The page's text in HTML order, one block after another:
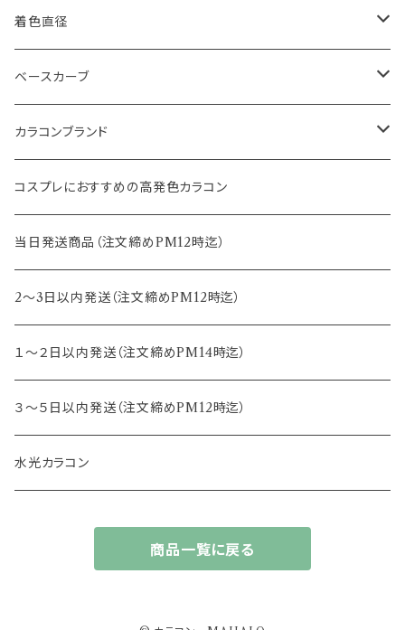
1month
2ｗeek
14.0mm
14.1mm
14.2mm
14.5mm
15.0mm
14.4mm
着色直径
12.5mm
12.8mm
13.0mm
13.2mm
13.3mm
13.4mm
13.5mm
13.6mm
ベースカーブ
8.6mm
8.7mm
8.8mm
8.5mm
カラコンブランド
エバーカラー
エヌズコレクション
トパーズ
キャンディーマジック
レヴィア
チュチュ
コスプレにおすすめの高発色カラコン
当日発送商品（注文締めPM12時迄）
2～3日以内発送（注文締めPM12時迄）
１～２日以内発送（注文締めPM14時迄）
３～５日以内発送（注文締めPM12時迄）
水光カラコン
商品一覧に戻る